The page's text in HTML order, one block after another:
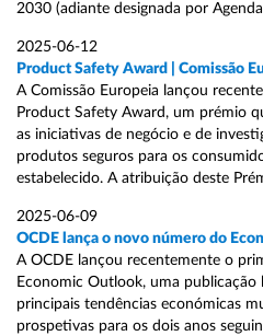
2030 (adiante designada por
2025-06-12
Product Safety Award | Comissão
A Comissão Europeia lançou
Product Safety Award, um prémio
as iniciativas de negócio e de
produtos seguros para os
estabelecido. A atribuição deste
2025-06-09
OCDE lança o novo número do
A OCDE lançou recentemente o
Economic Outlook, uma publicação
principais tendências económicas
prospetivas para os dois anos